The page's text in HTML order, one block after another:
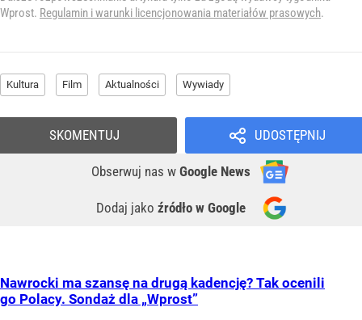
Wprost. Regulamin i warunki licencjonowania materiałów prasowych.
Kultura Film Aktualności Wywiady
UDOSTĘPNIJ
Obserwuj nas w Google News
Dodaj jako źródło w Google
SKOMENTUJ
Nawrocki ma szansę na drugą kadencję? Tak ocenili
go Polacy. Sondaż dla „Wprost”